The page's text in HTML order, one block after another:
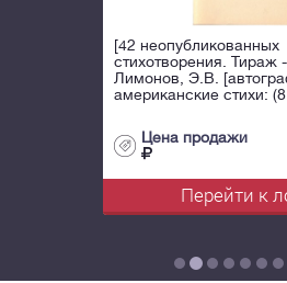
[42 неопубликованных
стихотворения. Тираж
Лимонов, Э.В.
американские стихи: (8
Цена продажи
Перейти к